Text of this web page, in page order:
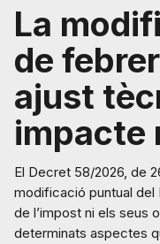
La
de
ajust
impacte
El Decret 58/2026, de
modificació puntual del
de l’impost ni els seus
determinats aspectes